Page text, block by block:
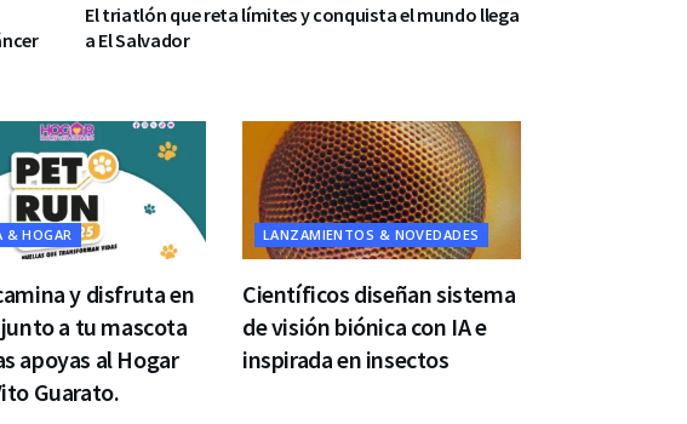
El triatlón que reta límites y conquista el mundo llega
a El Salvador
& HOGAR
y disfruta en
a tu mascota
apoyas al Hogar
Guarato.
LANZAMIENTOS & NOVEDADES
Científicos diseñan sistema
de visión biónica con IA e
inspirada en insectos